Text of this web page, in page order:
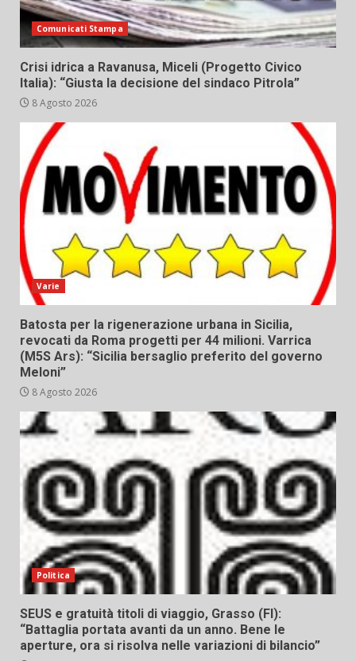
Comunicati Stampa
Crisi idrica a Ravanusa, Miceli (Progetto Civico
Italia): “Giusta la decisione del sindaco Pitrola”
8 Agosto 2026
Varie
Batosta per la rigenerazione urbana in Sicilia,
revocati da Roma progetti per 44 milioni. Varrica
(M5S Ars): “Sicilia bersaglio preferito del governo
Meloni”
8 Agosto 2026
Politica
SEUS e gratuità titoli di viaggio, Grasso (FI):
“Battaglia portata avanti da un anno. Bene le
aperture, ora si risolva nelle variazioni di bilancio”